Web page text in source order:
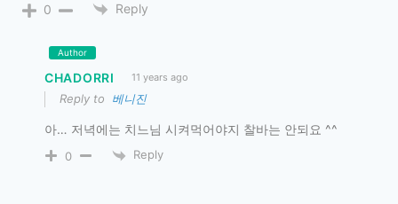
0 Reply
Author
CHADORRI 11 years ago
Reply to 베니진
아… 저녁에는 치느님 시켜먹어야지 찰바는 안되요 ^^
0 Reply